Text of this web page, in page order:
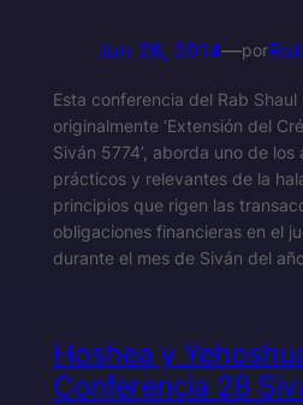
Jun 26, 2014—por
Esta conferencia del Rab
originalmente ‘Extensión del
Siván 5774’, aborda uno de
prácticos y relevantes de la
principios que rigen las
obligaciones financieras en el
durante el mes de Siván del
Hoshea y
Conferencia 28